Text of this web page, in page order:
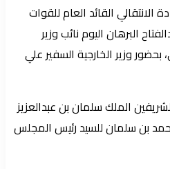
القائد العام للقوات
البرهان اليوم نائب وزير
وزير الخارجية السفير علي
الملك سلمان بن عبدالعزيز
بن سلمان للسيد رئيس المجلس